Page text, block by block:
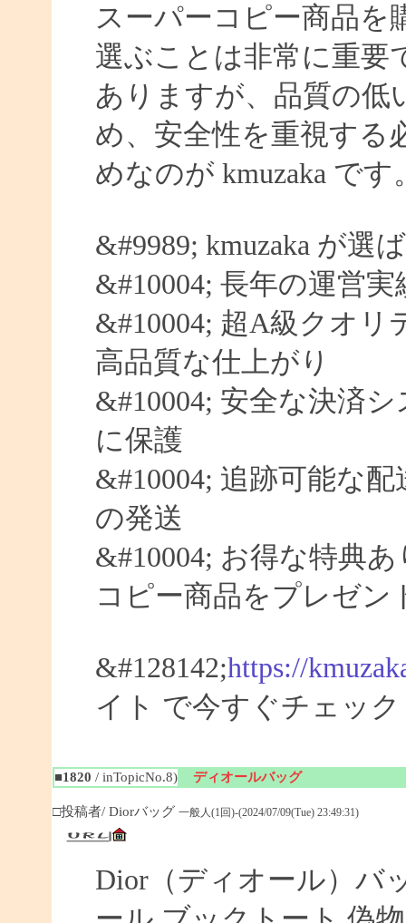
スーパーコピー商品を
選ぶことは非常に重要
ありますが、品質の低
め、安全性を重視する
めなのが kmuzaka です
&#9989; kmuzaka が選
&#10004; 長年の運営
&#10004; 超A級クオリ
高品質な仕上がり
&#10004; 安全な決済
に保護
&#10004; 追跡可能な
の発送
&#10004; お得な特典
コピー商品をプレゼン
&#128142;https://
イト で今すぐチェック
■1820 / inTopicNo.8) ディオールバッグ
□投稿者/ Diorバッグ 一般人(1回)-(2024/07/09(Tue) 23:49:31)
Dior（ディオール）バ